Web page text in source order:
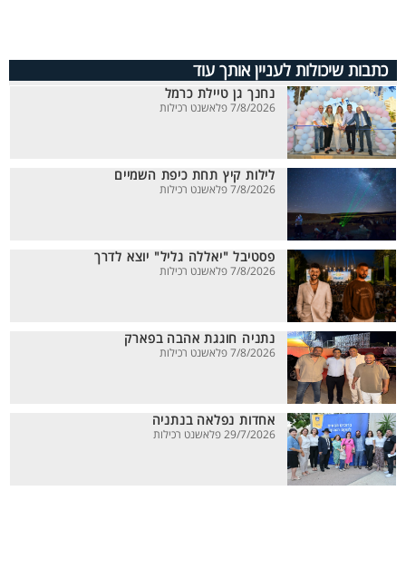
כתבות שיכולות לעניין אותך עוד
נחנך גן טיילת כרמל
7/8/2026 פלאשנט רכילות
לילות קיץ תחת כיפת השמיים
7/8/2026 פלאשנט רכילות
פסטיבל "יאללה גליל" יוצא לדרך
7/8/2026 פלאשנט רכילות
נתניה חוגגת אהבה בפארק
7/8/2026 פלאשנט רכילות
אחדות נפלאה בנתניה
29/7/2026 פלאשנט רכילות